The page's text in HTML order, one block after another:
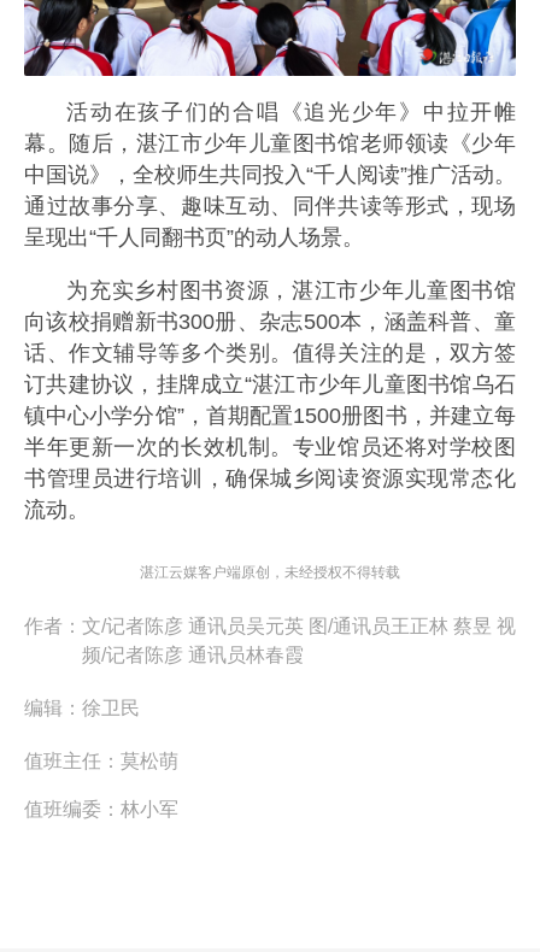
活动在孩子们的合唱《追光少年》中拉开帷
幕。随后，湛江市少年儿童图书馆老师领读《少年
中国说》，全校师生共同投入“千人阅读”推广活动。
通过故事分享、趣味互动、同伴共读等形式，现场
呈现出“千人同翻书页”的动人场景。
为充实乡村图书资源，湛江市少年儿童图书馆
向该校捐赠新书300册、杂志500本，涵盖科普、童
话、作文辅导等多个类别。值得关注的是，双方签
订共建协议，挂牌成立“湛江市少年儿童图书馆乌石
镇中心小学分馆”，首期配置1500册图书，并建立每
半年更新一次的长效机制。专业馆员还将对学校图
书管理员进行培训，确保城乡阅读资源实现常态化
流动。
湛江云媒客户端原创，未经授权不得转载
作者： 文/记者陈彦 通讯员吴元英 图/通讯员王正林 蔡昱 视
频/记者陈彦 通讯员林春霞
编辑： 徐卫民
值班主任： 莫松萌
值班编委： 林小军